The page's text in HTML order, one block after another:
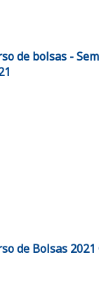
de bolsas -
de Bolsas